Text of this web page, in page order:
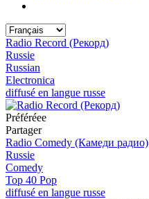
Radio Record (Рекорд)
Russie
Russian
Electronica
diffusé en langue russe
Préféréeе
Partager
Radio Comedy (Камеди радио)
Russie
Comedy
Top 40 Pop
diffusé en langue russe